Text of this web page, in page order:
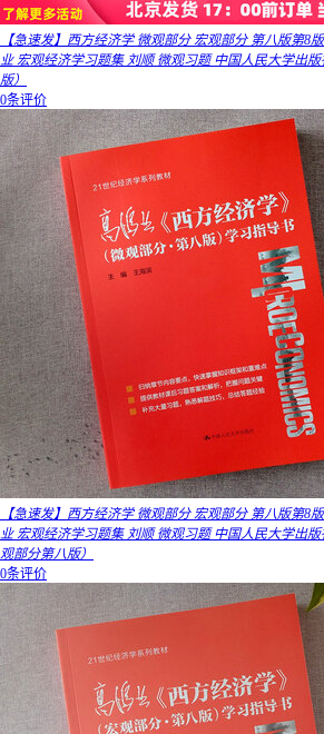
【急速发】西方经济学 微观部分 宏观部分 第八版第8
业 宏观经济学习题集 刘顺 微观习题 中国人民大学出
版）
0条评价
【急速发】西方经济学 微观部分 宏观部分 第八版第8
业 宏观经济学习题集 刘顺 微观习题 中国人民大学出
观部分第八版）
0条评价